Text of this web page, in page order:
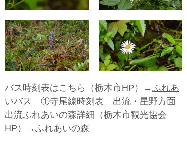
バス時刻表はこちら（栃木市HP）→ふれあ
いバス ①寺尾線時刻表 出流・星野方面
出流ふれあいの森詳細（栃木市観光協会
HP）→ふれあいの森